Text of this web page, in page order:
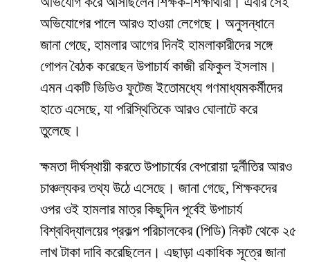
অভিযোগের পালে আরও হাওয়া লেগেছে। অনুসন্ধানে
জানা গেছে, হামলার আগের দিনই হামলাকারীদের সঙ্গে
গোপন বৈঠক করেছেন উপাচার্য কাজী রফিকুল ইসলাম।
এমন একটি ভিডিও ফুটেজ ইতোমধ্যে গণমাধ্যমকর্মীদের
হাতে এসেছে, যা পরিস্থিতিকে আরও ঘোলাটে করে
তুলেছে।
​ক্ষমতা দীর্ঘস্থায়ী করতে উপাচার্যের বেপরোয়া দুর্নীতির আরও
চাঞ্চল্যকর তথ্য উঠে এসেছে। জানা গেছে, শিক্ষকদের
ওপর ওই হামলার মাত্র কিছুদিন পূর্বেই উপাচার্য
বিশ্ববিদ্যালয়ের প্রকল্প পরিচালকের (পিডি) নিকট থেকে ২৫
লাখ টাকা দাবি করেছিলেন। এছাড়া একাধিক সূত্রে জানা